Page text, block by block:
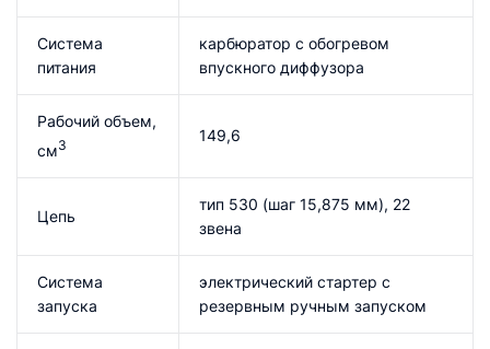
Система
питания
карбюратор с обогревом
впускного диффузора
Рабочий объем,
см3
149,6
Цепь
тип 530 (шаг 15,875 мм), 22
звена
Система
запуска
электрический стартер с
резервным ручным запуском